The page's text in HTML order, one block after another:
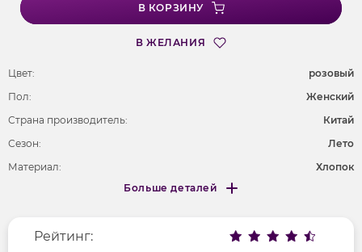
В КОРЗИНУ
В ЖЕЛАНИЯ
Цвет:
розовый
Пол:
Женский
Страна производитель:
Китай
Сезон:
Лето
Материал:
Хлопок
Фактура материала
трикотажный
Больше деталей
Меньше деталей
Рейтинг: